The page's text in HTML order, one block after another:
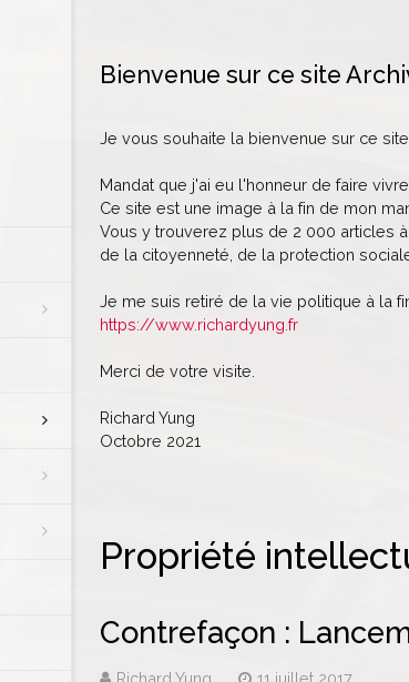
Bienvenue sur ce site
Je vous souhaite la bienvenue sur ce
Mandat que j'ai eu l'honneur de faire
Ce site est une image à la fin de mon
Vous y trouverez plus de 2 000 articles
de la citoyenneté, de la protection
Je me suis retiré de la vie politique à la
https://www.richardyung.fr
Merci de votre visite.
Richard Yung
Octobre 2021
Propriété
Contrefaçon :
Richard Yung 11 juillet 2017